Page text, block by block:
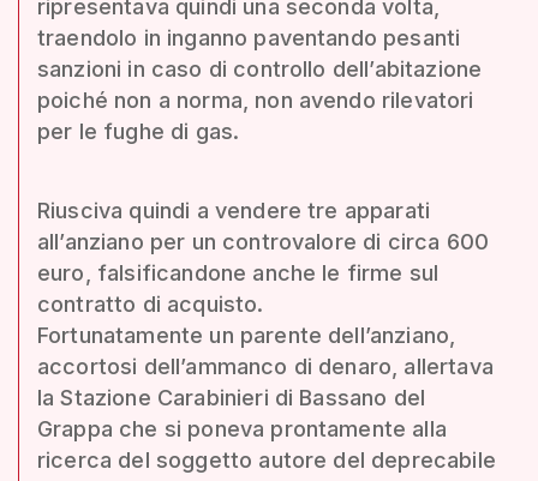
ripresentava quindi una seconda volta,
traendolo in inganno paventando pesanti
sanzioni in caso di controllo dell’abitazione
poiché non a norma, non avendo rilevatori
per le fughe di gas.
Riusciva quindi a vendere tre apparati
all’anziano per un controvalore di circa 600
euro, falsificandone anche le firme sul
contratto di acquisto.
Fortunatamente un parente dell’anziano,
accortosi dell’ammanco di denaro, allertava
la Stazione Carabinieri di Bassano del
Grappa che si poneva prontamente alla
ricerca del soggetto autore del deprecabile